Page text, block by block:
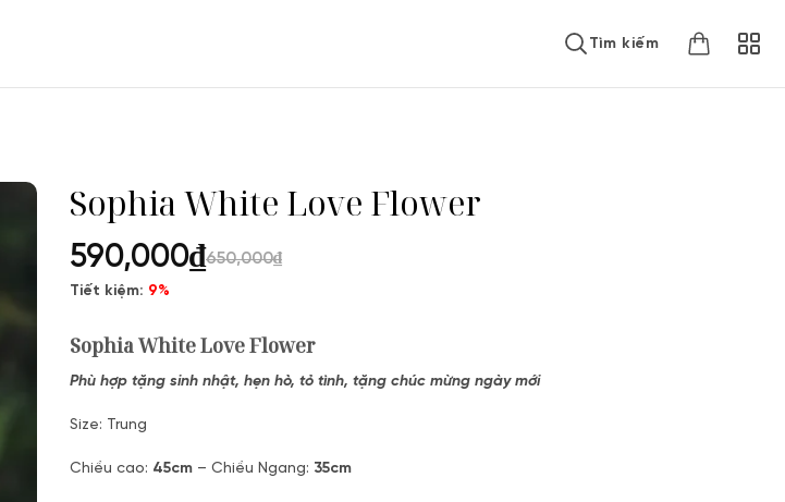
Tìm kiếm
Sophia White Love Flower
590,000₫650,000₫
Tiết kiệm: 9%
Sophia White Love Flower
Phù hợp tặng sinh nhật, hẹn hò, tỏ tình, tặng chúc mừng ngày mới
Size: Trung
Chiều cao: 45cm – Chiều Ngang: 35cm